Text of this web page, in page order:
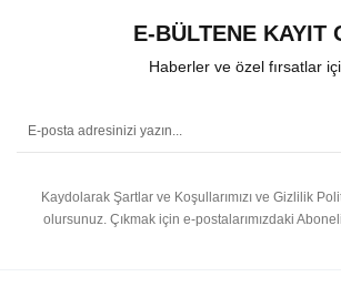
E-BÜLTENE KAYIT
Haberler ve özel fırsatlar
Kaydolarak Şartlar ve Koşullarımızı ve Gizlilik
olursunuz. Çıkmak için e-postalarımızdaki